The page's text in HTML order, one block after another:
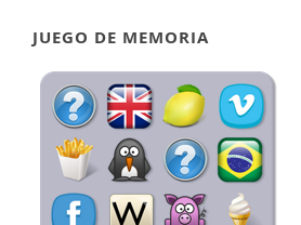
JUEGO DE MEMORIA